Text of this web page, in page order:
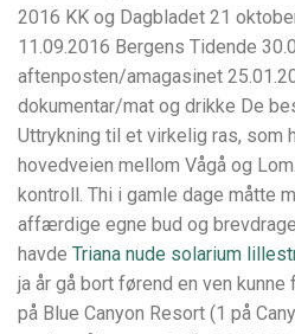
2016 KK og Dagbladet 21
11.09.2016 Bergens Tidende
aftenposten/amagasinet
dokumentar/mat og drikke De
Uttrykning til et virkelig ras, som
hovedveien mellom Vågå og
kontroll. Thi i gamle dage måtte
affærdige egne bud og
havde Triana nude solarium
ja år gå bort førend en ven kunne
på Blue Canyon Resort (1 på